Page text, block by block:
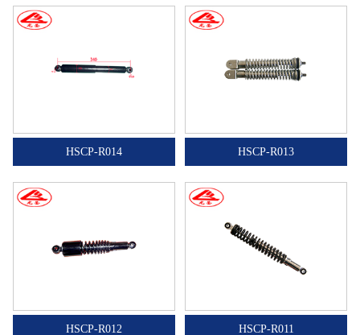
HSCP-R014 HSCP-R013
HSCP-R012 HSCP-R011